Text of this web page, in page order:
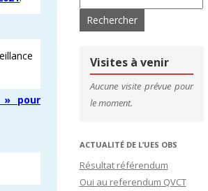
SITES
CONTACTS & LIENS UTILES
CFDT – 1ER SYNDICAT DES CADRES
» pour
Visites à venir
Aucune visite prévue pour
le moment.
ACTUALITÉ DE L’UES OBS
Résultat référendum
Oui au referendum QVCT